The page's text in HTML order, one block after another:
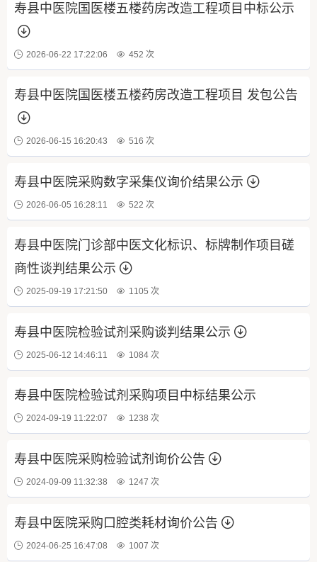
寿县中医院国医楼五楼药房改造工程项目中标公示
2026-06-22 17:22:06 452 次
寿县中医院国医楼五楼药房改造工程项目 发包公告
2026-06-15 16:20:43 516 次
寿县中医院采购数字采集仪询价结果公示
2026-06-05 16:28:11 522 次
寿县中医院门诊部中医文化标识、标牌制作项目磋
商性谈判结果公示
2025-09-19 17:21:50 1105 次
寿县中医院检验试剂采购谈判结果公示
2025-06-12 14:46:11 1084 次
寿县中医院检验试剂采购项目中标结果公示
2024-09-19 11:22:07 1238 次
寿县中医院采购检验试剂询价公告
2024-09-09 11:32:38 1247 次
寿县中医院采购口腔类耗材询价公告
2024-06-25 16:47:08 1007 次